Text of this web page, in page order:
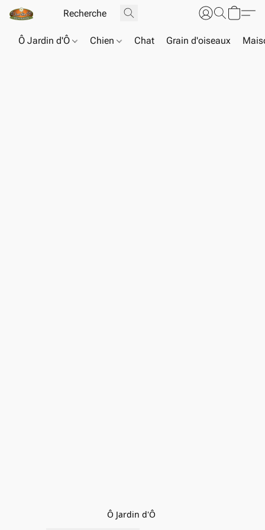
Ô Jardin d'Ô Chien Chat Grain d'oiseaux
Ô Jardin d'Ô